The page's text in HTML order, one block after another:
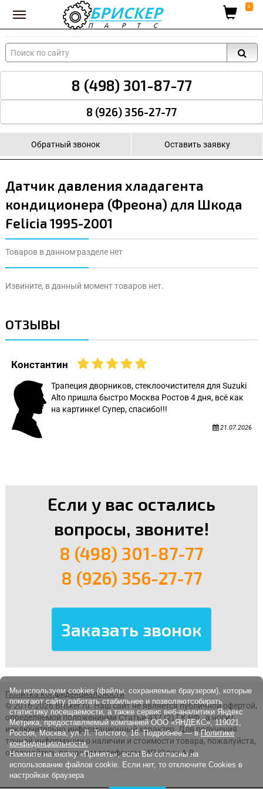
Вход для поставщиков 0
8 (498) 301-87-77
8 (926) 356-27-77
Обратный звонок Оставить заявку
Датчик давления хладагента
кондиционера (Фреона) для Шкода
Felicia 1995-2001
Товаров в данном разделе нет
Извините, в данный момент товаров нет.
ОТЗЫВЫ
Константин
Трапеция дворников, стеклоочистителя для Suzuki
Alto пришла быстро Москва Ростов 4 дня, всё как
на картинке! Супер, спасибо!!!
21.07.2026
Если у вас остались
вопросы, звоните!
8 (498) 301-87-77
8 (926) 356-27-77
Политка конфиденциальности
© 2016-2026 Brisker.ru.Наш сайт не является публичной офертой,
определяемой положениями Статьи 437 (2) ГК РФ., а носит
исключительно информационный характер. Для получения
точной информации о наличии и стоимости товара, пожалуйста,
обращайтесь по нашим телефонам. ИП Юдин А.В.
Мы используем cookies (файлы, сохраняемые браузером), которые
помогают сайту работать стабильнее и позволяютсобирать
статистику посещаемости, а также сервис веб-аналитики Яндекс
Метрика, предоставляемый компанией ООО «ЯНДЕКС», 119021,
Россия, Москва, ул. Л. Толстого, 16. Подробнее — в Политике
конфиденциальности.
Нажмите на кнопку «Принять», если Вы согласны на
использование файлов cookie. Если нет, то отключите Cookies в
настройках браузера